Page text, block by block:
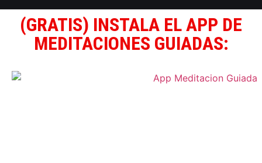
(GRATIS) INSTALA EL APP DE
MEDITACIONES GUIADAS: